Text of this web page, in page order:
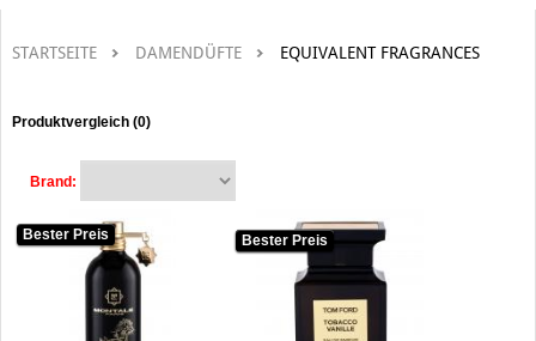
STARTSEITE DAMENDÜFTE EQUIVALENT FRAGRANCES
Produktvergleich (0)
Brand:
Bester Preis Bester Preis
Bester Preis